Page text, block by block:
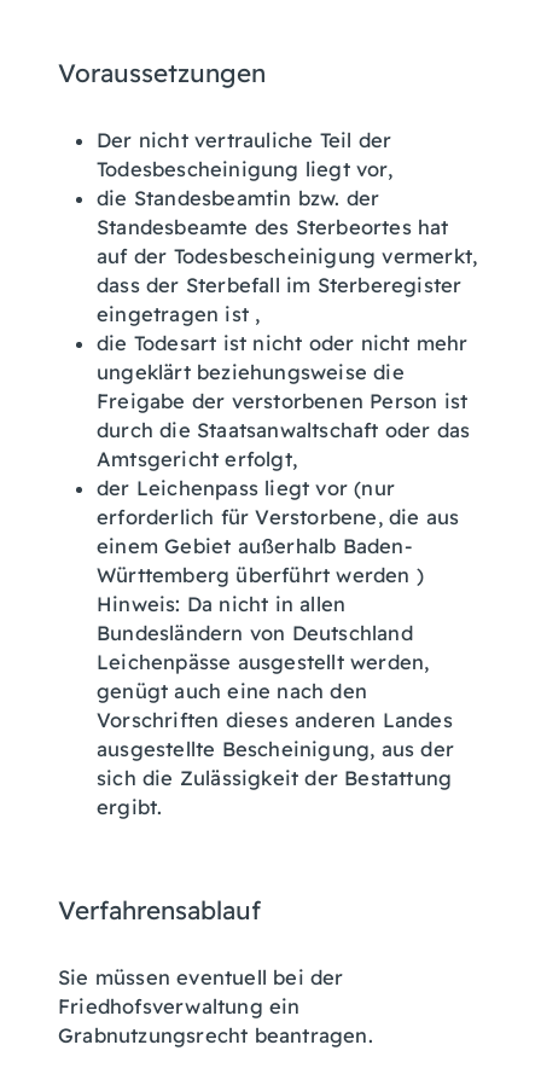
Voraussetzungen
Der nicht vertrauliche Teil der
Todesbescheinigung liegt vor,
die Standesbeamtin bzw. der
Standesbeamte des Sterbeortes hat
auf der Todesbescheinigung vermerkt,
dass der Sterbefall im Sterberegister
eingetragen ist ,
die Todesart ist nicht oder nicht mehr
ungeklärt beziehungsweise die
Freigabe der verstorbenen Person ist
durch die Staatsanwaltschaft oder das
Amtsgericht erfolgt,
der Leichenpass liegt vor (nur
erforderlich für Verstorbene, die aus
einem Gebiet außerhalb Baden-
Württemberg überführt werden )
Hinweis: Da nicht in allen
Bundesländern von Deutschland
Leichenpässe ausgestellt werden,
genügt auch eine nach den
Vorschriften dieses anderen Landes
ausgestellte Bescheinigung, aus der
sich die Zulässigkeit der Bestattung
ergibt.
Verfahrensablauf
Sie müssen eventuell bei der
Friedhofsverwaltung ein
Grabnutzungsrecht beantragen.